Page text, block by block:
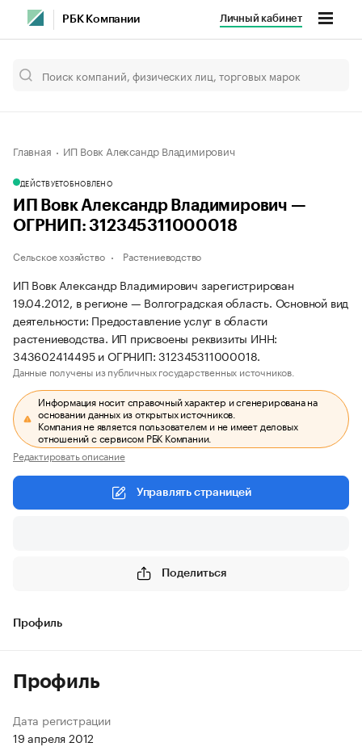
РБК Компании Личный кабинет
Главная ИП Вовк Александр Владимирович
ДЕЙСТВУЕТОБНОВЛЕНО
ИП Вовк Александр Владимирович —
ОГРНИП: 312345311000018
Сельское хозяйство Растениеводство
ИП Вовк Александр Владимирович зарегистрирован
19.04.2012, в регионе — Волгоградская область. Основной вид
деятельности: Предоставление услуг в области
растениеводства. ИП присвоены реквизиты ИНН:
343602414495 и ОГРНИП: 312345311000018.
Данные получены из публичных государственных источников.
Информация носит справочный характер и сгенерирована на
основании данных из открытых источников.
Компания не является пользователем и не имеет деловых
отношений с сервисом РБК Компании.
Редактировать описание
Управлять страницей
Поделиться
Профиль
Профиль
Дата регистрации
19 апреля 2012